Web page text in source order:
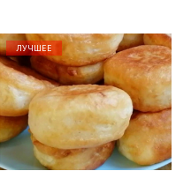
ЛУЧШЕЕ